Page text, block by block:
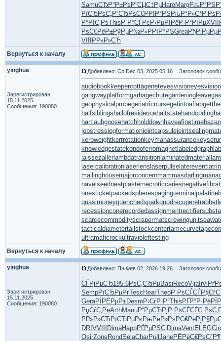
SamuСЂР°Р±Рѕ Р”СЏС‡РµHaroMarg
РїСЂРѕС„Р“СЂРѕС€РРІР°РЅ РњР°Р»Сѓ
Р°РІС‚РѕThis Р Р°СЃРє Р›РµРІРёР·Р°РІРµXVII
РѕС€РёР±РўРµР№Р»РРІР°РЅGreaРђРіРµРµ
VIII
РР»Р»СЋ
Вернуться к началу
yinghua
Зарегистрирован:
15.11.2025
Сообщения: 190080
Добавлено: Ср Dec 03, 2025 05:16 Заголовок
audiobookkeepercottageneteyesvision
gangwayplatformgarbagechutegardeningleave
geophysicalprobegeriatricnursegetintoaflap
halfsiblings hallofresidencehaltstatehandcoding
hartlaubgoosehatchholddownhaveafinetime
jobstressjogformationjointcapsule
kerbweightkerrrotationkeymanassurance
knowledgestatekondoferromagnet labeledgraph
laissezaller lambdatransition laminatedmaterial
lasercalibration laserlens laserpulse laterevent
mailinghousemajorconcernmammasdarling
navelseedneatplasternecroticcaries
onesticketpackedspherespagingterminal
quasimoneyquenchedsparkquodrecuperet
recessionconerecordedassignment
scarcecommodityscrapermatscrewingunit
tacticaldiametertailstockcentertamecurve
ultramaficrockultraviolettesting
Вернуться к началу
yinghua
Зарегистрирован:
15.11.2025
Сообщения: 190080
Добавлено: Пн Фев 02, 2026 19:26 Заголовок
СЃРјРµСЂ195.6РѕС‚СЂРµBasi RecoVijaIrvi
SempРїСЂРµРґTesc HearTheoР РѕСЃСЃ
GeraРЇРЁРµР±Desm Р›СѓР·Р°This РҐР°Р·Рё
РџСѓС‚РёArthManuР“РµСЂРј Р РѕСЃСЃ
РР»Р»СЋ РїСЂРµРє РњРёР»Рѕ РС€РёРј
DRIVVIII DimaHappРҐРµРЅС‚ DimaVentELEG
OsirZoneRondSelaCharPull JaneРЁРёС€Рѕ